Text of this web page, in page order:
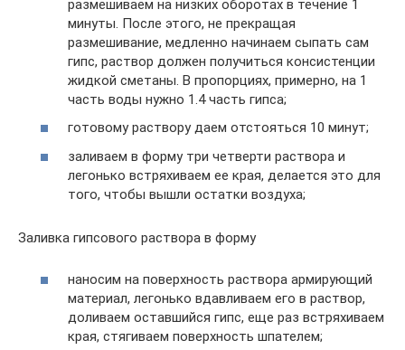
размешиваем на низких оборотах в течение 1
минуты. После этого, не прекращая
размешивание, медленно начинаем сыпать сам
гипс, раствор должен получиться консистенции
жидкой сметаны. В пропорциях, примерно, на 1
часть воды нужно 1.4 часть гипса;
готовому раствору даем отстояться 10 минут;
заливаем в форму три четверти раствора и
легонько встряхиваем ее края, делается это для
того, чтобы вышли остатки воздуха;
Заливка гипсового раствора в форму
наносим на поверхность раствора армирующий
материал, легонько вдавливаем его в раствор,
доливаем оставшийся гипс, еще раз встряхиваем
края, стягиваем поверхность шпателем;